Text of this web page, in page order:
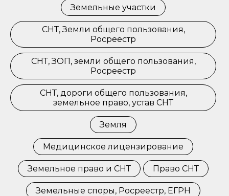
Земельные участки
СНТ, Земли общего пользования,
Росреестр
СНТ, ЗОП, земли общего пользования,
Росреестр
СНТ, дороги общего пользования,
земельное право, устав СНТ
Земля
Медицинское лицензирование
Земельное право и СНТ Право СНТ
Земельные споры, Росреестр, ЕГРН